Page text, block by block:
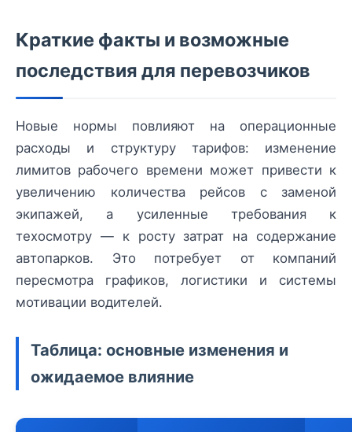
Краткие факты и возможные
последствия для перевозчиков
Новые нормы повлияют на операционные
расходы и структуру тарифов: изменение
лимитов рабочего времени может привести к
увеличению количества рейсов с заменой
экипажей, а усиленные требования к
техосмотру — к росту затрат на содержание
автопарков. Это потребует от компаний
пересмотра графиков, логистики и системы
мотивации водителей.
Таблица: основные изменения и
ожидаемое влияние